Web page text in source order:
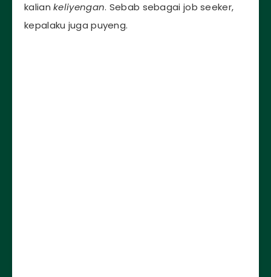
kaliankeliyengan. Sebab sebagai job seeker,
kepalaku juga puyeng.